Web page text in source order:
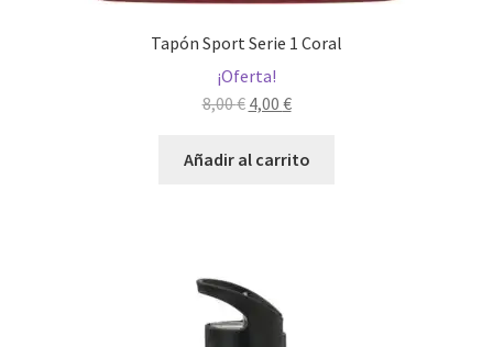
Tapón Sport Serie 1 Coral
¡Oferta!
8,00€ El
original
4,00 €El
actual
Añadir al carrito